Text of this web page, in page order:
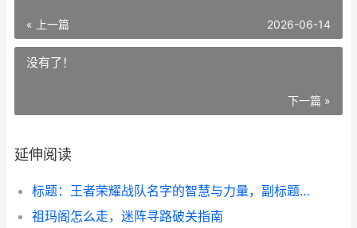
« 上一篇 2026-06-14
没有了！
下一篇 »
延伸阅读
标题：王者荣耀战队名字的智慧与力量，副标题：探索战队命名背后的策略与情感
祖玛阁怎么走，迷阵寻路破关指南